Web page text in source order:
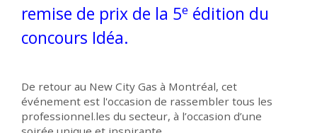
remise de prix de la 5e édition du
concours Idéa.
De retour au New City Gas à Montréal, cet
événement est l'occasion de rassembler tous les
professionnel.les du secteur, à l’occasion d’une